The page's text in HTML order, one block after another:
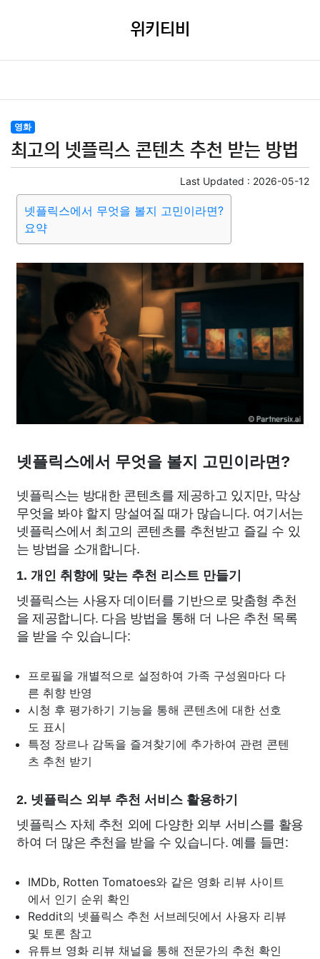
위키티비
영화
최고의 넷플릭스 콘텐츠 추천 받는 방법
Last Updated : 2026-05-12
넷플릭스에서 무엇을 볼지 고민이라면?
요약
넷플릭스에서 무엇을 볼지 고민이라면?
넷플릭스는 방대한 콘텐츠를 제공하고 있지만, 막상
무엇을 봐야 할지 망설여질 때가 많습니다. 여기서는
넷플릭스에서 최고의 콘텐츠를 추천받고 즐길 수 있
는 방법을 소개합니다.
1. 개인 취향에 맞는 추천 리스트 만들기
넷플릭스는 사용자 데이터를 기반으로 맞춤형 추천
을 제공합니다. 다음 방법을 통해 더 나은 추천 목록
을 받을 수 있습니다:
프로필을 개별적으로 설정하여 가족 구성원마다 다
른 취향 반영
시청 후 평가하기 기능을 통해 콘텐츠에 대한 선호
도 표시
특정 장르나 감독을 즐겨찾기에 추가하여 관련 콘텐
츠 추천 받기
2. 넷플릭스 외부 추천 서비스 활용하기
넷플릭스 자체 추천 외에 다양한 외부 서비스를 활용
하여 더 많은 추천을 받을 수 있습니다. 예를 들면:
IMDb, Rotten Tomatoes와 같은 영화 리뷰 사이트
에서 인기 순위 확인
Reddit의 넷플릭스 추천 서브레딧에서 사용자 리뷰
및 토론 참고
유튜브 영화 리뷰 채널을 통해 전문가의 추천 확인